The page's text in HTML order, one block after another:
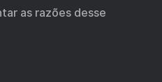
as razões desse